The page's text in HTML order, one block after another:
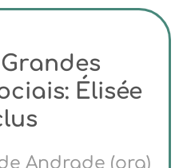
Élisée
Andrade (org)